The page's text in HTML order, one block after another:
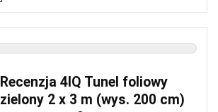
Recenzja 4IQ Tunel foliowy
zielony 2 x 3 m (wys. 200 cm)